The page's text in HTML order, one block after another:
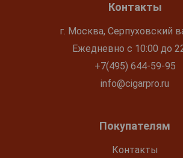
Контакты
г. Москва, Серпуховский
Ежедневно с 10:00 до
+7(495) 644-59-95
info@cigarpro.ru
Покупателям
Контакты